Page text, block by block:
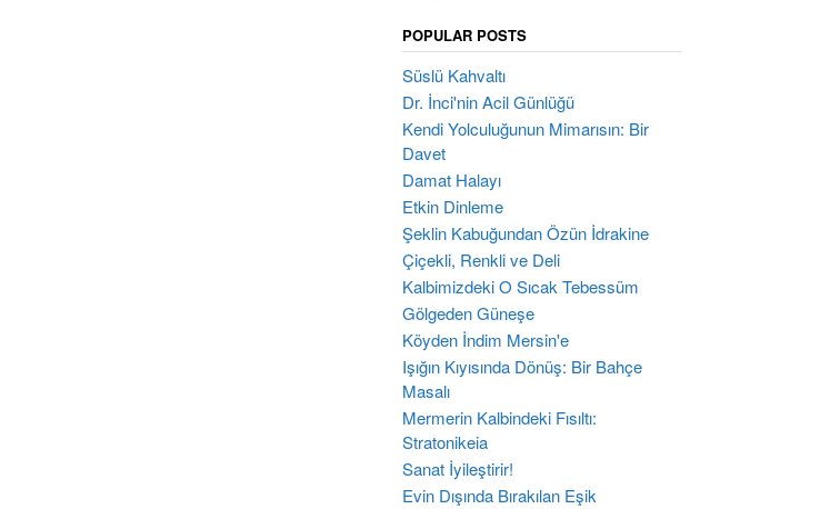
POPULAR POSTS
Süslü Kahvaltı
Dr. İnci'nin Acil Günlüğü
Kendi Yolculuğunun Mimarısın: Bir
Davet
Damat Halayı
Etkin Dinleme
Şeklin Kabuğundan Özün İdrakine
Çiçekli, Renkli ve Deli
Kalbimizdeki O Sıcak Tebessüm
Gölgeden Güneşe
Köyden İndim Mersin'e
Işığın Kıyısında Dönüş: Bir Bahçe
Masalı
Mermerin Kalbindeki Fısıltı:
Stratonikeia
Sanat İyileştirir!
Evin Dışında Bırakılan Eşik